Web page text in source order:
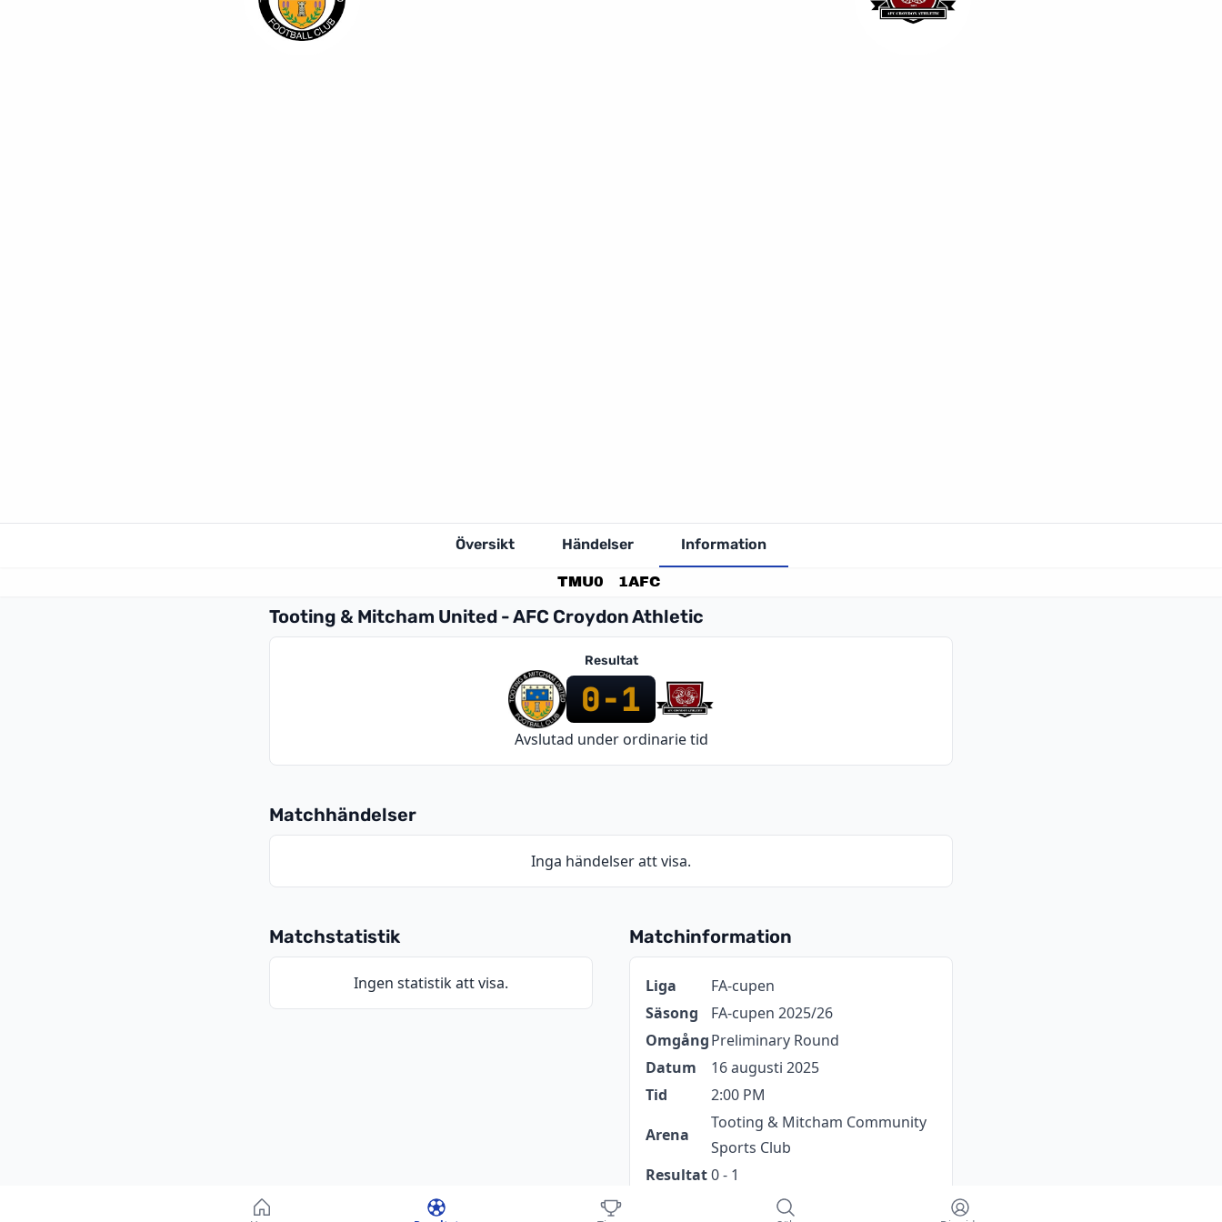
Översikt Händelser Information
TMU0 1AFC
Tooting & Mitcham United - AFC Croydon Athletic
Resultat
0-1
Avslutad under ordinarie tid
Matchhändelser
Inga händelser att visa.
Matchstatistik
Ingen statistik att visa.
Matchinformation
InformationVärde
Liga
FA-cupen
Säsong
FA-cupen 2025/26
OmgångPreliminary Round
Datum
16 augusti 2025
Tid
2:00 PM
Arena
Tooting & Mitcham Community
Sports Club
Resultat0 - 1